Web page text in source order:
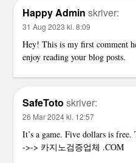
Happy Admin skriver:
31 Aug 2023 kl. 8:09
Hey! This is my first comment
enjoy reading your blog posts.
SafeToto skriver:
26 Mar 2024 kl. 12:57
It’s a game. Five dollars is free.
->-> 카지노검증업체 .COM